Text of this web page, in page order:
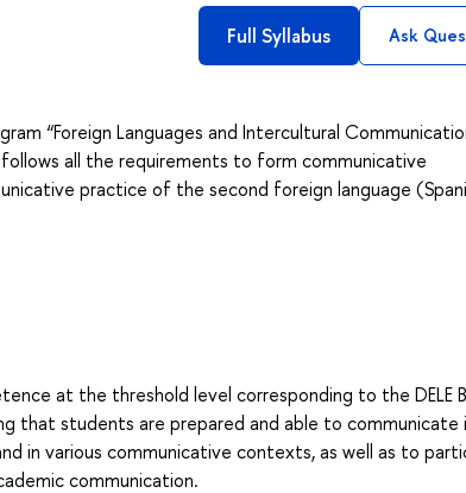
Full Syllabus Ask
“Foreign Languages and Intercultural
all the requirements to form communicative
practice of the second foreign language
at the threshold level corresponding to the DELE
that students are prepared and able to communicate
in various communicative contexts, as well as to
communication.